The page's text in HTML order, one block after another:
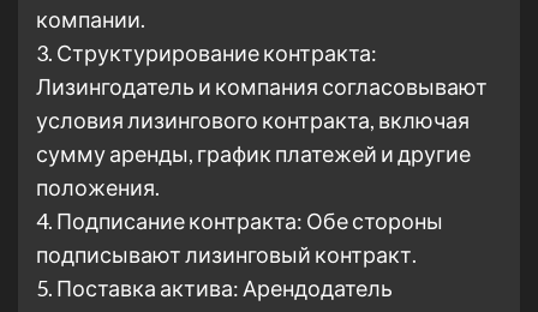
компании.
3. Структурирование контракта:
Лизингодатель и компания согласовывают
условия лизингового контракта, включая
сумму аренды, график платежей и другие
положения.
4. Подписание контракта: Обе стороны
подписывают лизинговый контракт.
5. Поставка актива: Арендодатель